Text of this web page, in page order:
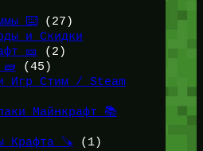
⌨️ (27)
и Скидки
🎫
(2)
🧱 (45)
Игр Стим / Steam
Майнкрафт 📚
Крафта 🪚 (1)